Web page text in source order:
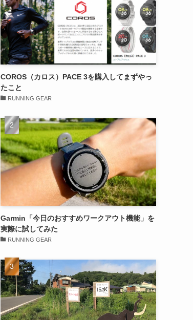
COROS（カロス）PACE 3を購入してまずやっ
たこと
RUNNING GEAR
Garmin「今日のおすすめワークアウト機能」を
実際に試してみた
RUNNING GEAR